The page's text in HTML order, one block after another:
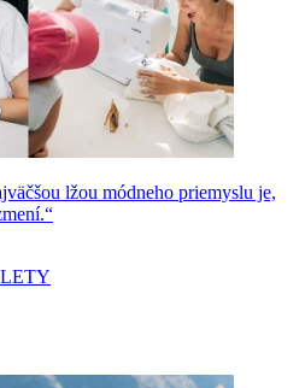
lžou módneho priemyslu je,